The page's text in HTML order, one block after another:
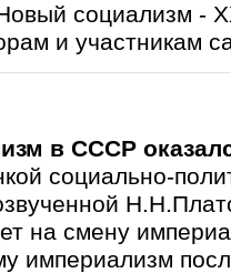
социализм -
и участникам
в СССР
социально-
на смену
империализм